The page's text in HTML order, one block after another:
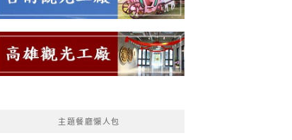
主題餐廳懶人包